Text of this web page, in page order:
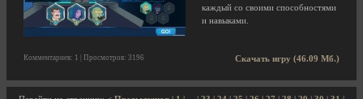
каждый со своими способностями
и навыками.
Скачать игру (46.09 Мб.)
Комментариев: 1 | Просмотров: 3196